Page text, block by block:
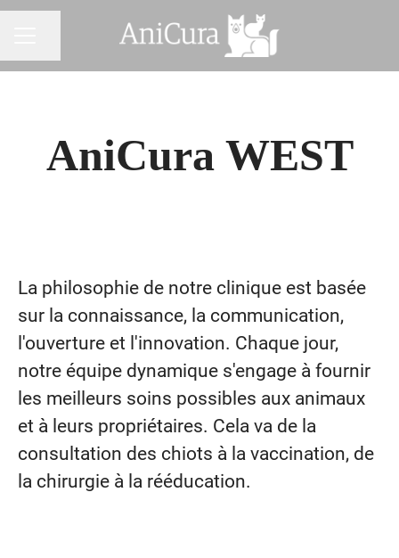
Partager la page
AniCura WEST
La philosophie de notre clinique est basée
sur la connaissance, la communication,
l'ouverture et l'innovation. Chaque jour,
notre équipe dynamique s'engage à fournir
les meilleurs soins possibles aux animaux
et à leurs propriétaires. Cela va de la
consultation des chiots à la vaccination, de
la chirurgie à la rééducation.